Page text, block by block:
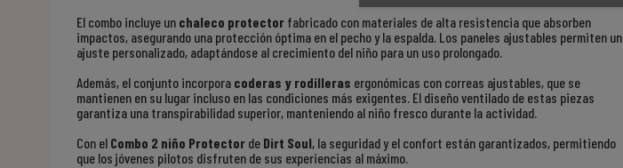
El combo incluye un chaleco protector fabricado con materiales de alta resistencia que absorben
impactos, asegurando una protección óptima en el pecho y la espalda. Los paneles ajustables permiten un
ajuste personalizado, adaptándose al crecimiento del niño para un uso prolongado.
Además, el conjunto incorpora coderas y rodilleras ergonómicas con correas ajustables, que se
mantienen en su lugar incluso en las condiciones más exigentes. El diseño ventilado de estas piezas
garantiza una transpirabilidad superior, manteniendo al niño fresco durante la actividad.
Con el Combo 2 niño Protector de Dirt Soul, la seguridad y el confort están garantizados, permitiendo
que los jóvenes pilotos disfruten de sus experiencias al máximo.